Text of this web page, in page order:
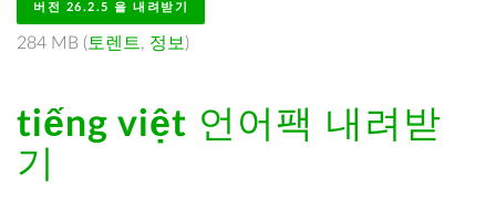
버전 26.2.5 을 내려받기
284 MB ( 토렌트, 정보 )
tiếng việt 언어팩 내려받
기